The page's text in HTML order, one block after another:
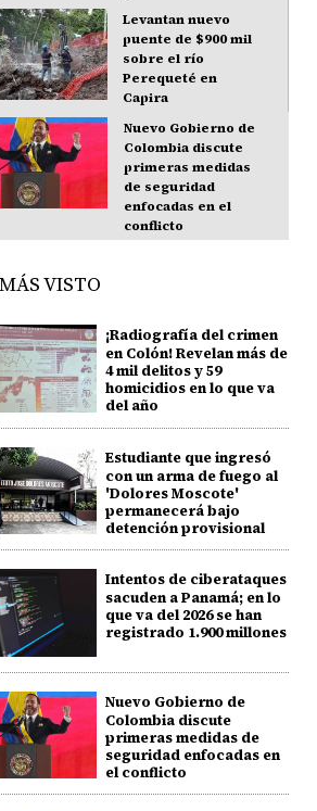
Levantan nuevo
puente de $900 mil
sobre el río
Perequeté en
Capira
Nuevo Gobierno de
Colombia discute
primeras medidas
de seguridad
enfocadas en el
conflicto
VISTO
¡Radiografía del crimen
en Colón! Revelan más de
4 mil delitos y 59
homicidios en lo que va
del año
Estudiante que ingresó
con un arma de fuego al
'Dolores Moscote'
permanecerá bajo
detención provisional
Intentos de ciberataques
sacuden a Panamá; en lo
que va del 2026 se han
registrado 1.900 millones
Nuevo Gobierno de
Colombia discute
primeras medidas de
seguridad enfocadas en
el conflicto